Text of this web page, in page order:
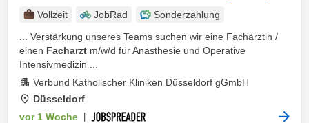
Vollzeit JobRad
Sonderzahlung
... Verstärkung unseres Teams suchen wir eine Fachärztin /
einen Facharzt m/w/d für Anästhesie und Operative
Intensivmedizin ...
Verbund Katholischer Kliniken Düsseldorf gGmbH
Düsseldorf
vor 1 Woche